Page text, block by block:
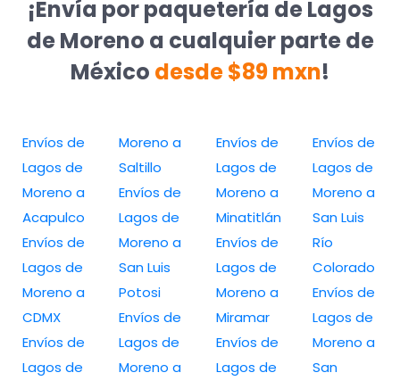
¡Envía por paquetería de Lagos
de Moreno a cualquier parte de
México desde $89 mxn!
Envíos de
Lagos de
Moreno a
Acapulco
Envíos de
Lagos de
Moreno a
CDMX
Envíos de
Lagos de
Moreno a
Saltillo
Envíos de
Lagos de
Moreno a
San Luis
Potosi
Envíos de
Lagos de
Moreno a
Envíos de
Lagos de
Moreno a
Minatitlán
Envíos de
Lagos de
Moreno a
Miramar
Envíos de
Lagos de
Envíos de
Lagos de
Moreno a
San Luis
Río
Colorado
Envíos de
Lagos de
Moreno a
San